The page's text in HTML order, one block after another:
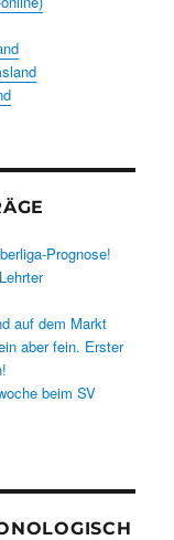
Prognose!
auf dem Markt
aber fein. Erster
beim SV